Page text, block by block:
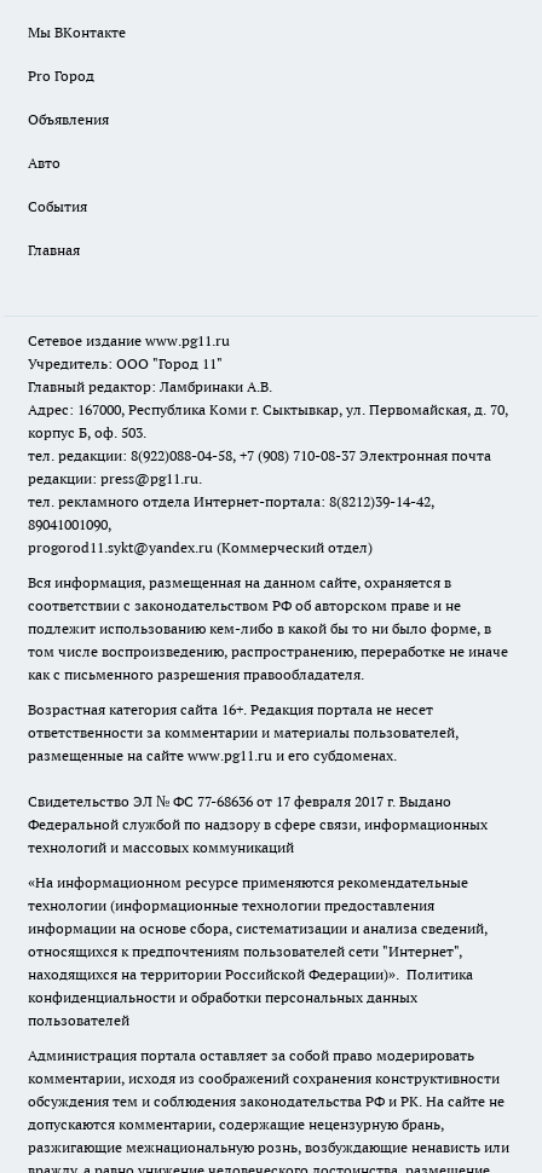
Мы ВКонтакте
Pro Город
Объявления
Авто
События
Главная
Сетевое издание www.pg11.ru
Учредитель: ООО "Город 11"
Главный редактор: Ламбринаки А.В.
Адрес: 167000, Республика Коми г. Сыктывкар, ул. Первомайская, д. 70,
корпус Б, оф. 503.
тел. редакции: 8(922)088-04-58, +7 (908) 710-08-37 Электронная почта
редакции: press@pg11.ru.
тел. рекламного отдела Интернет-портала: 8(8212)39-14-42,
89041001090,
progorod11.sykt@yandex.ru (Коммерческий отдел)
Вся информация, размещенная на данном сайте, охраняется в
соответствии с законодательством РФ об авторском праве и не
подлежит использованию кем-либо в какой бы то ни было форме, в
том числе воспроизведению, распространению, переработке не иначе
как с письменного разрешения правообладателя.
Возрастная категория сайта 16+. Редакция портала не несет
ответственности за комментарии и материалы пользователей,
размещенные на сайте www.pg11.ru и его субдоменах.
Свидетельство ЭЛ № ФС 77-68636 от 17 февраля 2017 г. Выдано
Федеральной службой по надзору в сфере связи, информационных
технологий и массовых коммуникаций
«На информационном ресурсе применяются рекомендательные
технологии (информационные технологии предоставления
информации на основе сбора, систематизации и анализа сведений,
относящихся к предпочтениям пользователей сети "Интернет",
находящихся на территории Российской Федерации)». Политика
конфиденциальности и обработки персональных данных
пользователей
Администрация портала оставляет за собой право модерировать
комментарии, исходя из соображений сохранения конструктивности
обсуждения тем и соблюдения законодательства РФ и РК. На сайте не
допускаются комментарии, содержащие нецензурную брань,
разжигающие межнациональную рознь, возбуждающие ненависть или